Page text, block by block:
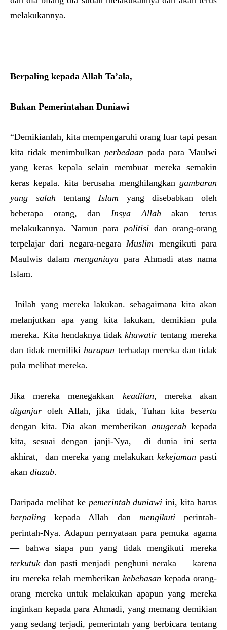
melakukannya.
Berpaling kepada Allah Ta’ala,
Bukan Pemerintahan Duniawi
“Demikianlah, kita mempengaruhi orang luar tapi pesan
kita tidak menimbulkan perbedaan pada para Maulwi
yang keras kepala selain membuat mereka semakin
keras kepala. kita berusaha menghilangkan gambaran
yang salah tentangIslam yang disebabkan oleh
beberapa orang, dan Insya Allah akan terus
melakukannya. Namun para politisi dan orang-orang
terpelajar dari negara-negaraMuslim mengikuti para
Maulwis dalammenganiaya para Ahmadi atas nama
Islam.
Inilah yang mereka lakukan. sebagaimana kita akan
melanjutkan apa yang kita lakukan, demikian pula
mereka. Kita hendaknya tidakkhawatir tentang mereka
dan tidak memilikiharapan terhadap mereka dan tidak
pula melihat mereka.
Jika mereka menegakkan keadilan, mereka akan
diganjar oleh Allah, jika tidak, Tuhan kita beserta
dengan kita. Dia akan memberikan anugerah kepada
kita, sesuai dengan janji-Nya, di dunia ini serta
akhirat, dan mereka yang melakukan kekejaman pasti
akan diazab.
Daripada melihat ke pemerintah duniawi ini, kita harus
berpaling kepada Allah dan mengikutiperintah-
perintah-Nya. Adapun pernyataan para pemuka agama
— bahwa siapa pun yang tidak mengikuti mereka
terkutuk dan pasti menjadi penghuni neraka — karena
itu mereka telah memberikan kebebasan kepada orang-
orang mereka untuk melakukan apapun yang mereka
inginkan kepada para Ahmadi, yang memang demikian
yang sedang terjadi, pemerintah yang berbicara tentang